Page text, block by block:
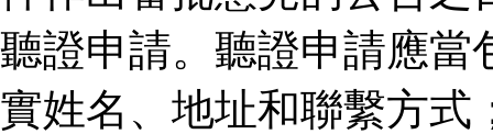
聽證申請。聽證申請應當
實姓名、地址和聯繫方式